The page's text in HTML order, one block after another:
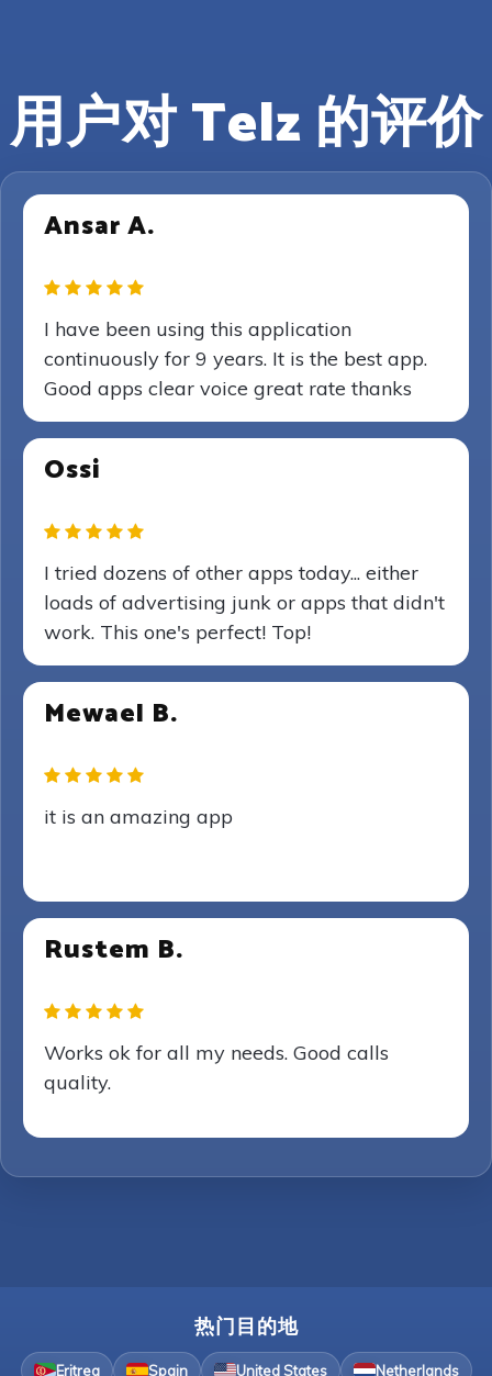
用户对 Telz 的评价
Ansar A.
I have been using this application
continuously for 9 years. It is the best app.
Good apps clear voice great rate thanks
Ossi
I tried dozens of other apps today... either
loads of advertising junk or apps that didn't
work. This one's perfect! Top!
Mewael B.
it is an amazing app
Rustem B.
Works ok for all my needs. Good calls
quality.
热门目的地
Eritrea Spain United States Netherlands